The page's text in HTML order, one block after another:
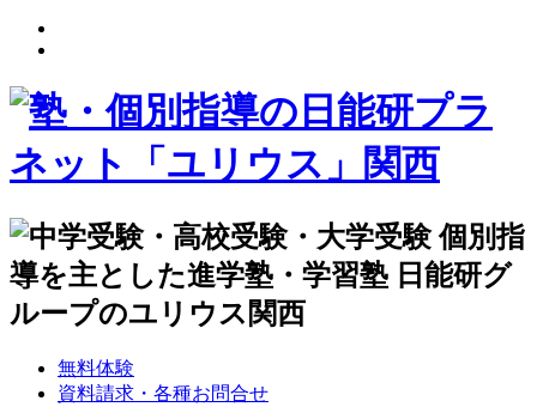
無料体験
資料請求・各種お問合せ